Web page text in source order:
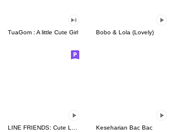
TuaGom : A little Cute Girl Bobo & Lola (Lovely)
LINE FRIENDS: Cute Loving Expressions Keseharian Bac Bac